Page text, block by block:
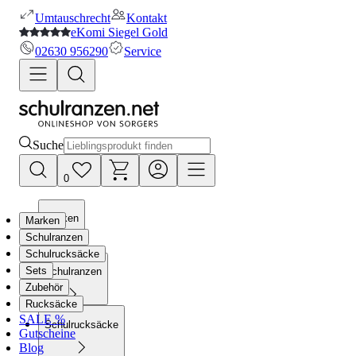
Umtauschrecht
Kontakt
eKomi Siegel Gold
02630 956290
Service
Suche
0
Marken
Schulranzen
Schulrucksäcke
Marken
Schulranzen
Schulrucksäcke
Sets
Zubehör
Rucksäcke
SALE %
Gutscheine
Blog